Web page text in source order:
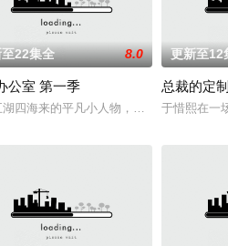
22集全 8.0
公室 第一季
湖四海来的平凡小人物，坚持梦想创造大
更新至12
总裁的定
于惜熙在一